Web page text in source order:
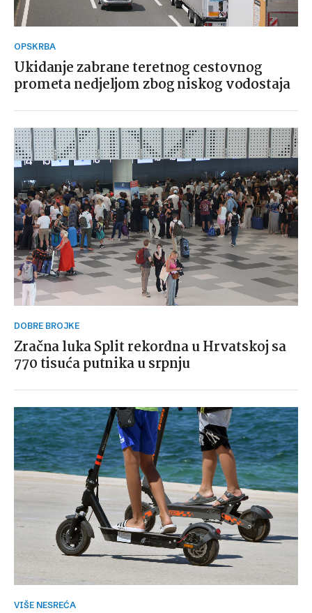
OPSKRBA
Ukidanje zabrane teretnog cestovnog
prometa nedjeljom zbog niskog vodostaja
DOBRE BROJKE
Zračna luka Split rekordna u Hrvatskoj sa
770 tisuća putnika u srpnju
VIŠE NESREĆA